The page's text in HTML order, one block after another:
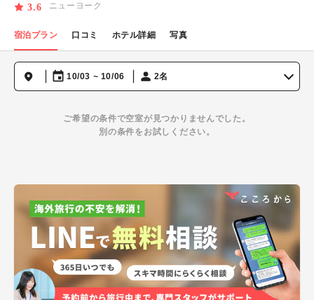
3.6 ニューヨーク
宿泊プラン 口コミ ホテル詳細 写真
10/03 ~ 10/06 2名
ご希望の条件で空室が見つかりませんでした。
別の条件をお試しください。